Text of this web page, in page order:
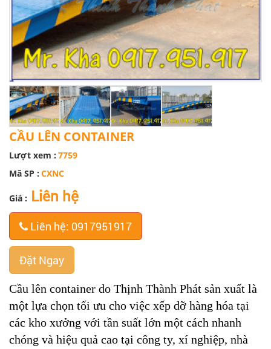
CẦU LÊN CONTAINER
Lượt xem : 7759
Mã SP : CXNC
Giá : Liên hệ
Liên hệ: 0917951917
Đặt Ngay
Cầu lên container do Thịnh Thành Phát sản xuất là
một lựa chọn tối ưu cho việc xếp dỡ hàng hóa tại
các kho xưởng với tần suất lớn một cách nhanh
chóng và hiệu quả cao tại công ty, xí nghiệp, nhà